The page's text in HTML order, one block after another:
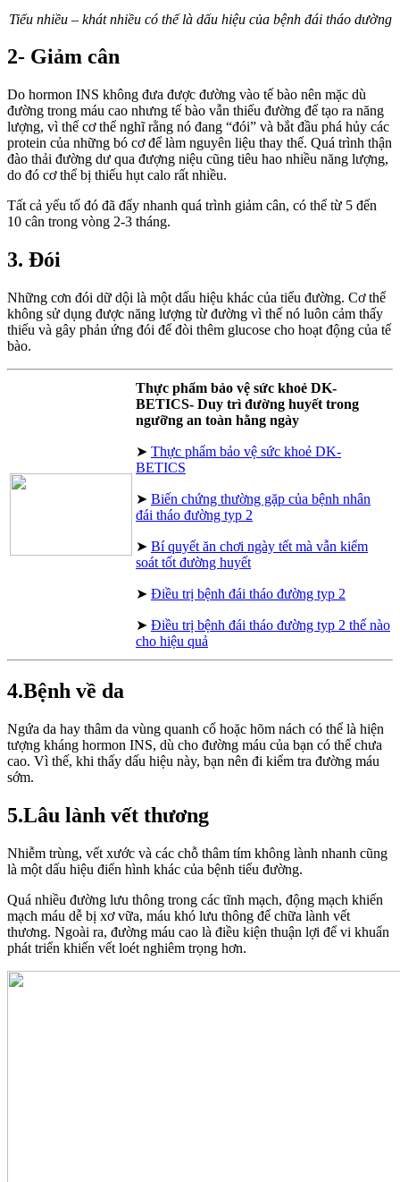
Tiểu nhiều – khát nhiều có thể là dấu hiệu của bệnh đái tháo dường
2- Giảm cân
Do hormon INS không đưa được đường vào tế bào nên mặc dù
đường trong máu cao nhưng tế bào vẫn thiếu đường để tạo ra năng
lượng, vì thế cơ thể nghĩ rằng nó đang “đói” và bắt đầu phá hủy các
protein của những bó cơ để làm nguyên liệu thay thế. Quá trình thận
đào thải đường dư qua đượng niệu cũng tiêu hao nhiều năng lượng,
do đó cơ thể bị thiếu hụt calo rất nhiều.
Tất cả yếu tố đó đã đẩy nhanh quá trình giảm cân, có thể từ 5 đến
10 cân trong vòng 2-3 tháng.
3. Đói
Những cơn đói dữ dội là một dấu hiệu khác của tiểu đường. Cơ thể
không sử dụng được năng lượng từ đường vì thế nó luôn cảm thấy
thiếu và gây phản ứng đói để đòi thêm glucose cho hoạt động của tế
bào.
Thực phẩm bảo vệ sức khoẻ DK-
BETICS- Duy trì đường huyết trong
ngưỡng an toàn hằng ngày
➤ Thực phẩm bảo vệ sức khoẻ DK-
BETICS
➤ Biến chứng thường gặp của bệnh nhân
đái tháo đường typ 2
➤ Bí quyết ăn chơi ngày tết mà vẫn kiểm
soát tốt đường huyết
➤ Điều trị bệnh đái tháo đường typ 2
➤ Điều trị bệnh đái tháo đường typ 2 thế nào
cho hiệu quả
4.Bệnh về da
Ngứa da hay thâm da vùng quanh cổ hoặc hõm nách có thể là hiện
tượng kháng hormon INS, dù cho đường máu của bạn có thể chưa
cao. Vì thế, khi thấy dấu hiệu này, bạn nên đi kiểm tra đường máu
sớm.
5.Lâu lành vết thương
Nhiễm trùng, vết xước và các chỗ thâm tím không lành nhanh cũng
là một dấu hiệu điển hình khác của bệnh tiểu đường.
Quá nhiều đường lưu thông trong các tĩnh mạch, động mạch khiến
mạch máu dễ bị xơ vữa, máu khó lưu thông để chữa lành vết
thương. Ngoài ra, đường máu cao là điều kiện thuận lợi để vi khuẩn
phát triển khiến vết loét nghiêm trọng hơn.